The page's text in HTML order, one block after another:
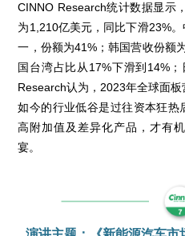
CINNO Research统计数据显示
为1,210亿美元，同比下滑23%
一，份额为41%；韩国营收份额
国台湾占比从17%下滑到14%
Research认为，2023年全球面板
如今的行业低谷是过往资本狂热
高附加值及差异化产品，才有
宴。